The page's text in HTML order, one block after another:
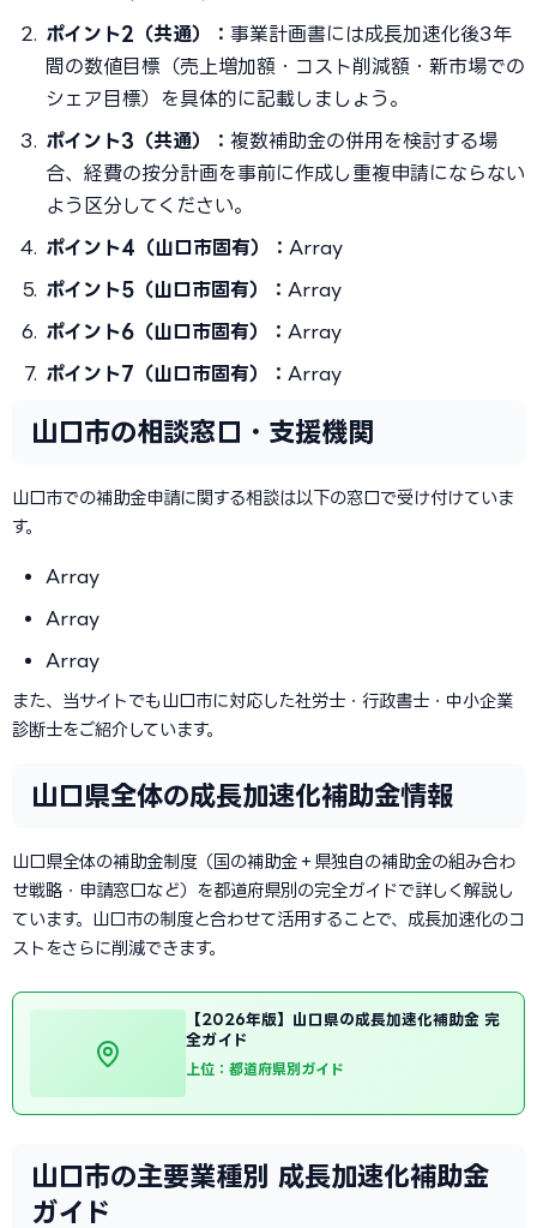
ポイント2（共通）： 事業計画書には成長加速化後3年
間の数値目標（売上増加額・コスト削減額・新市場での
シェア目標）を具体的に記載しましょう。
ポイント3（共通）： 複数補助金の併用を検討する場
合、経費の按分計画を事前に作成し重複申請にならない
よう区分してください。
ポイント4（山口市固有）： Array
ポイント5（山口市固有）： Array
ポイント6（山口市固有）： Array
ポイント7（山口市固有）： Array
山口市の相談窓口・支援機関
山口市での補助金申請に関する相談は以下の窓口で受け付けていま
す。
Array
Array
Array
また、当サイトでも山口市に対応した社労士・行政書士・中小企業
診断士をご紹介しています。
山口県全体の成長加速化補助金情報
山口県全体の補助金制度（国の補助金＋県独自の補助金の組み合わ
せ戦略・申請窓口など）を都道府県別の完全ガイドで詳しく解説し
ています。山口市の制度と合わせて活用することで、成長加速化のコ
ストをさらに削減できます。
【2026年版】山口県の成長加速化補助金 完
全ガイド
上位：都道府県別ガイド
山口市の主要業種別 成長加速化補助金
ガイド